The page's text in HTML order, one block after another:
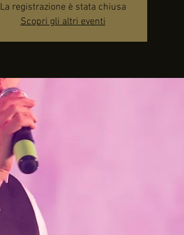
La registrazione è stata chiusa
Scopri gli altri eventi